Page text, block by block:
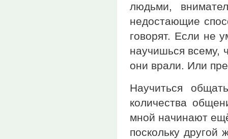
людьми,
недостающие
говорят. Если не
научишься всему,
они врали. Или
Научиться
количества
мной начинают
поскольку